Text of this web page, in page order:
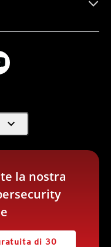
expand_more
la nostra
di 30